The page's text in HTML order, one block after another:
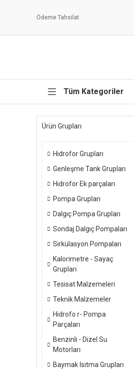
Ödeme Tahsilat
Tüm Kategoriler
Ürün Grupları
Hidrofor Grupları
Genleşme Tank Grupları
Hidrofor Ek parçaları
Pompa Grupları
Dalgıç Pompa Grupları
Sondaj Dalgıç Pompaları
Sirkülasyon Pompaları
Kalorimetre - Sayaç
Grupları
Tesisat Malzemeleri
Teknik Malzemeler
Hidrofo r- Pompa
Parçaları
Benzinli - Dizel Su
Motorları
Baymak Isıtma Grupları